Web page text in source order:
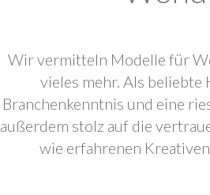
Wir vermitteln Modelle für
vieles mehr. Als
Branchenkenntnis und eine
außerdem stolz auf die
wie erfahrenen